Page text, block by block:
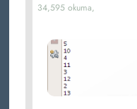
34,595 okuma,